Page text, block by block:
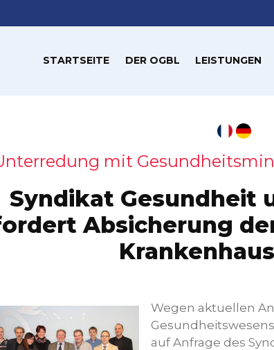
STARTSEITE DER OGBL LEISTUNGEN
mit
Syndikat Gesundheit
Absicherung
Wegen aktuellen
auf Anfrage des